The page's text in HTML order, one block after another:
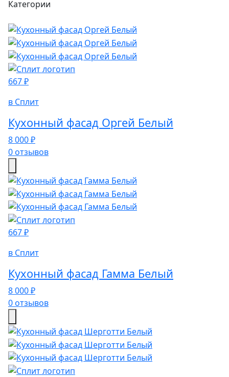
Категории
667 ₽
в Сплит
Кухонный фасад Оргей Белый
8 000 ₽
0 отзывов
667 ₽
в Сплит
Кухонный фасад Гамма Белый
8 000 ₽
0 отзывов